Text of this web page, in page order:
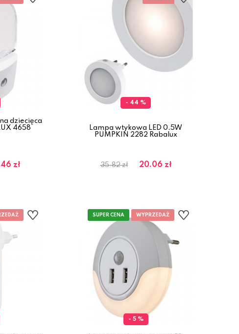
dziecięca
4658
zł
- 44 %
Lampa wtykowa LED 0.5W
PUMPKIN 2282 Rabalux
35.82 zł 20.06 zł
- 5 %